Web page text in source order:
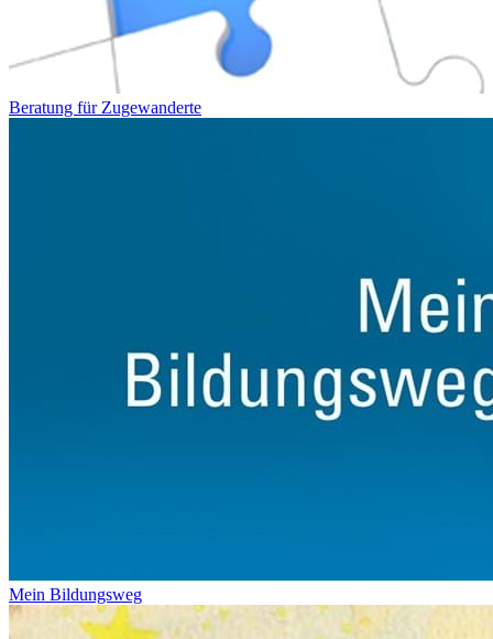
Beratung für Zugewanderte
Mein Bildungsweg